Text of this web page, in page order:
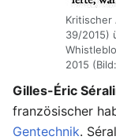
Kritischer
39/2015)
2015
Gilles-Éric
französischer
Gentechnik.